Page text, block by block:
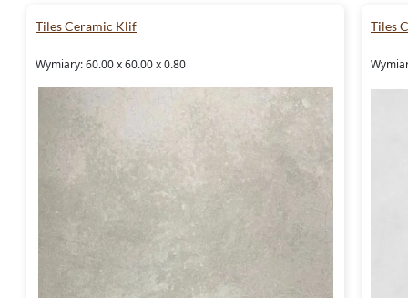
Tiles Ceramic Klif
Wymiary: 60.00 x 60.00 x 0.80
Tiles